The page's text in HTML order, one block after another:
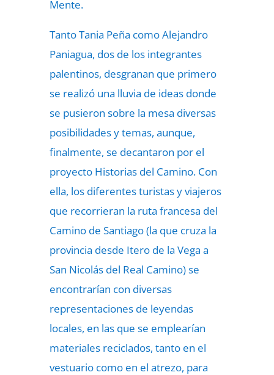
Mente.
Tanto Tania Peña como Alejandro
Paniagua, dos de los integrantes
palentinos, desgranan que primero
se realizó una lluvia de ideas donde
se pusieron sobre la mesa diversas
posibilidades y temas, aunque,
finalmente, se decantaron por el
proyecto Historias del Camino. Con
ella, los diferentes turistas y viajeros
que recorrieran la ruta francesa del
Camino de Santiago (la que cruza la
provincia desde Itero de la Vega a
San Nicolás del Real Camino) se
encontrarían con diversas
representaciones de leyendas
locales, en las que se emplearían
materiales reciclados, tanto en el
vestuario como en el atrezo, para